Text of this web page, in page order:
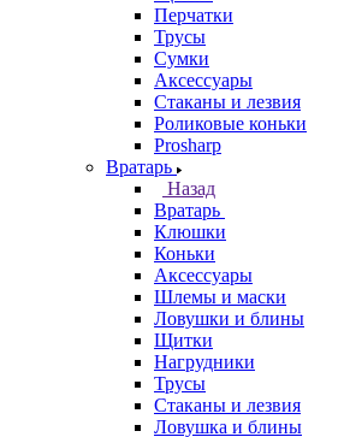
Перчатки
Трусы
Сумки
Аксессуары
Стаканы и лезвия
Роликовые коньки
Prosharp
Вратарь
Назад
Вратарь
Клюшки
Коньки
Аксессуары
Шлемы и маски
Ловушки и блины
Щитки
Нагрудники
Трусы
Стаканы и лезвия
Ловушка и блины